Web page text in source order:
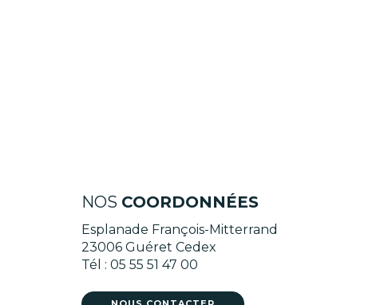
NOS COORDONNÉES
Esplanade François-Mitterrand
23006 Guéret Cedex
Tél : 05 55 51 47 00